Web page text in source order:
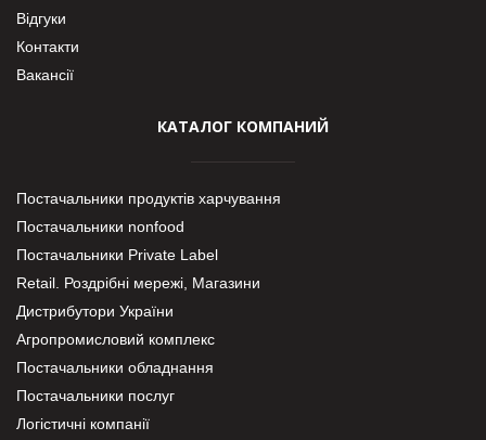
Відгуки
Контакти
Вакансії
КАТАЛОГ КОМПАНИЙ
Постачальники продуктів харчування
Постачальники nonfood
Постачальники Private Label
Retail. Роздрібні мережі, Магазини
Дистрибутори України
Агропромисловий комплекс
Постачальники обладнання
Постачальники послуг
Логістичні компанії